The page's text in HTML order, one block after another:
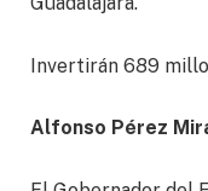
Invertirán 689
Alfonso Pérez